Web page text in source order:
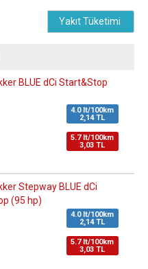
Yakıt Tüketimi
BLUE dCi Start&Stop
4.0 lt/100km
2,14 TL
5.7 lt/100km
3,03 TL
Stepway BLUE dCi
(95 hp)
4.0 lt/100km
2,14 TL
5.7 lt/100km
3,03 TL